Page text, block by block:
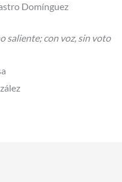
Domínguez
saliente; con voz, sin voto